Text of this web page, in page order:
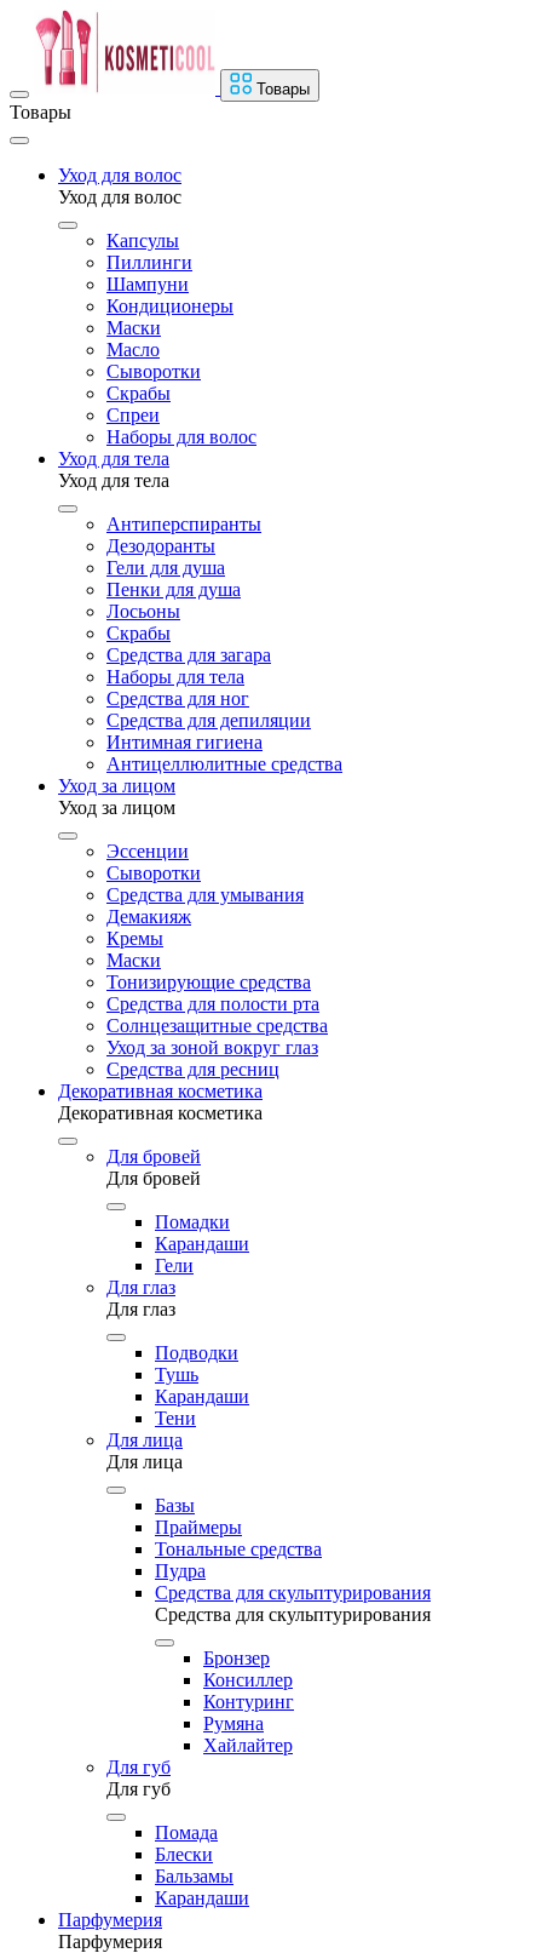
Товары
Товары
Уход для волос
Уход для волос
Капсулы
Пиллинги
Шампуни
Кондиционеры
Маски
Масло
Сыворотки
Скрабы
Спреи
Наборы для волос
Уход для тела
Уход для тела
Антиперспиранты
Дезодоранты
Гели для душа
Пенки для душа
Лосьоны
Скрабы
Средства для загара
Наборы для тела
Средства для ног
Средства для депиляции
Интимная гигиена
Антицеллюлитные средства
Уход за лицом
Уход за лицом
Эссенции
Сыворотки
Средства для умывания
Демакияж
Кремы
Маски
Тонизирующие средства
Средства для полости рта
Солнцезащитные средства
Уход за зоной вокруг глаз
Средства для ресниц
Декоративная косметика
Декоративная косметика
Для бровей
Для бровей
Помадки
Карандаши
Гели
Для глаз
Для глаз
Подводки
Тушь
Карандаши
Тени
Для лица
Для лица
Базы
Праймеры
Тональные средства
Пудра
Средства для скульптурирования
Средства для скульптурирования
Бронзер
Консиллер
Контуринг
Румяна
Хайлайтер
Для губ
Для губ
Помада
Блески
Бальзамы
Карандаши
Парфумерия
Парфумерия